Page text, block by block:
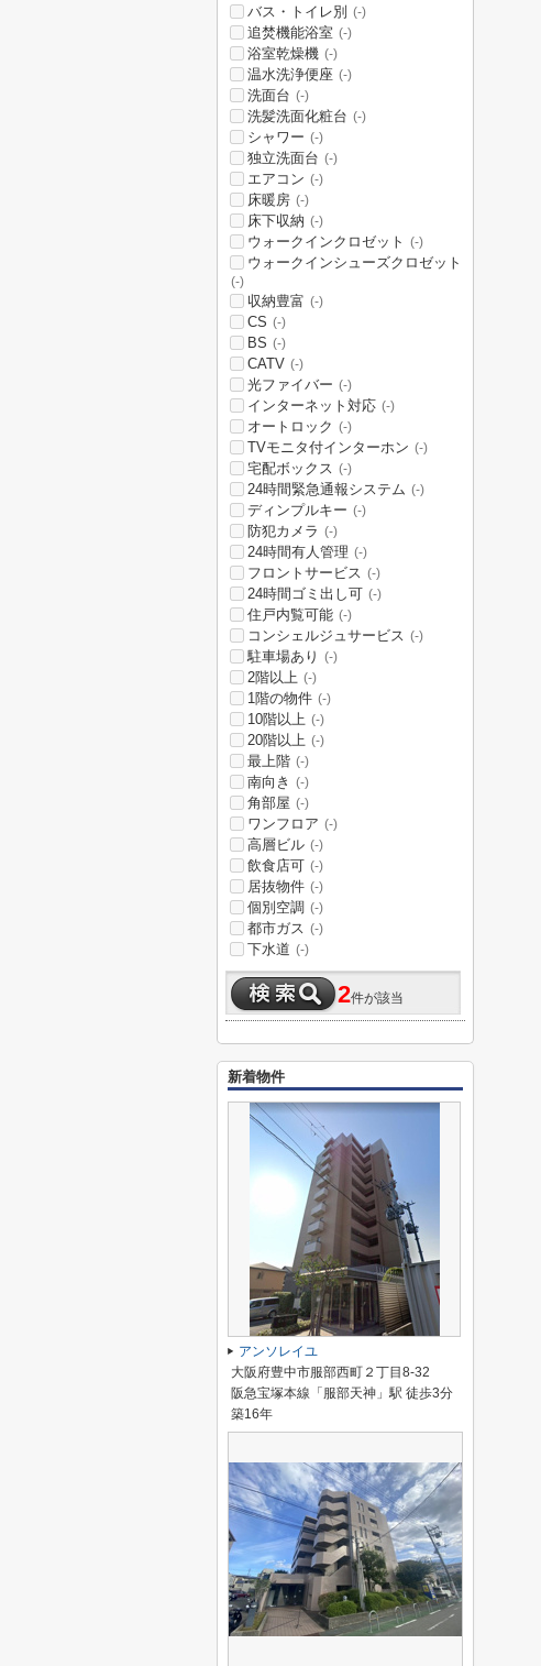
バス・トイレ別 (-)
追焚機能浴室 (-)
浴室乾燥機 (-)
温水洗浄便座 (-)
洗面台 (-)
洗髪洗面化粧台 (-)
シャワー (-)
独立洗面台 (-)
エアコン (-)
床暖房 (-)
床下収納 (-)
ウォークインクロゼット (-)
ウォークインシューズクロゼット
(-)
収納豊富 (-)
CS (-)
BS (-)
CATV (-)
光ファイバー (-)
インターネット対応 (-)
オートロック (-)
TVモニタ付インターホン (-)
宅配ボックス (-)
24時間緊急通報システム (-)
ディンプルキー (-)
防犯カメラ (-)
24時間有人管理 (-)
フロントサービス (-)
24時間ゴミ出し可 (-)
住戸内覧可能 (-)
コンシェルジュサービス (-)
駐車場あり (-)
2階以上 (-)
1階の物件 (-)
10階以上 (-)
20階以上 (-)
最上階 (-)
南向き (-)
角部屋 (-)
ワンフロア (-)
高層ビル (-)
飲食店可 (-)
居抜物件 (-)
個別空調 (-)
都市ガス (-)
下水道 (-)
2件が該当
新着物件
アンソレイユ
大阪府豊中市服部西町２丁目8-32
阪急宝塚本線「服部天神」駅 徒歩3分
築16年